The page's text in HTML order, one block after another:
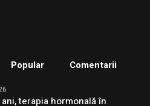
Popular Comentarii
ani, terapia hormonală în